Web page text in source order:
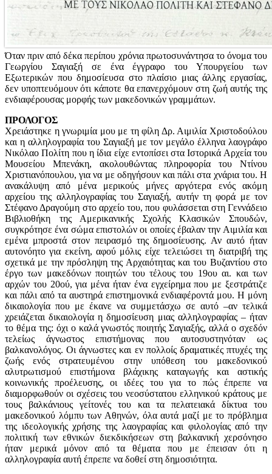
Όταν πριν από δέκα περίπου χρόνια πρωτοσυνάντησα το όνομα του
Γεωργίου Σαγιαξή σε ένα έγγραφο του Υπουργείου των
Εξωτερικών που δημοσίευσα στο πλαίσιο μιας άλλης εργασίας,
δεν υποπτευόμουν ότι κάποτε θα επανερχόμουν στη ζωή αυτής της
ενδιαφέρουσας μορφής των μακεδονικών γραμμάτων.
ΠΡΟΛΟΓΟΣ
Χρειάστηκε η γνωριμία μου με τη φίλη Δρ. Αιμιλία Χριστοδούλου
και η αλληλογραφία του Σαγιαξή με τον μεγάλο έλληνα λαογράφο
Νικόλαο Πολίτη που η ίδια είχε εντοπίσει στα Ιστορικά Αρχεία του
Μουσείου Μπενάκη, ακολουθώντας πληροφορία του Ντίνου
Χριστιανόπουλου, για να με οδηγήσουν και πάλι στα χνάρια του. Η
ανακάλυψη από μένα μερικούς μήνες αργότερα ενός ακόμη
αρχείου της αλληλογραφίας του Σαγιαξή, αυτήν τη φορά με τον
Στέφανο Δραγούμη στο αρχείο του, που φυλάσσεται στη Γεννάδειο
Βιβλιοθήκη της Αμερικανικής Σχολής Κλασικών Σπουδών,
συγκρότησε ένα σώμα επιστολών οι οποίες έβαλαν την Αιμιλία και
εμένα μπροστά στον πειρασμό της δημοσίευσης. Αν αυτό ήταν
αυτονόητο για εκείνη, αφού μόλις είχε τελειώσει τη διατριβή της
σχετικά με την πρόσληψη της Αρχαιότητας και του Βυζαντίου στο
έργο των μακεδόνων ποιητών του τέλους του 19ου αι. και των
αρχών του 20ού, για μένα ήταν ένα εγχείρημα που με ξεστράτιζε
και πάλι από τα αυστηρά επιστημονικά ενδιαφέροντά μου. Η μόνη
δικαιολογία που με έκανε να συμμετάσχω σε αυτό –αν τελικά
χρειάζεται δικαιολογία η δημοσίευση μιας αλληλογραφίας – ήταν
το θέμα της: όχι ο καλά γνωστός ποιητής Σαγιαξής, αλλά ο σχεδόν
τελείως άγνωστος επιστήμονας που αυτοσυστηνόταν ως
βαλκανολόγος. Οι άγνωστες και εν πολλοίς δραματικές πτυχές της
ζωής ενός στρατευμένου στην υπόθεση του μακεδονικού
αλυτρωτισμού επιστήμονα βλάχικης καταγωγής και αστικής
κοινωνικής προέλευσης, οι ιδέες του για το πώς έπρεπε να
διαμορφωθούν οι σχέσεις του νεοσύστατου ελληνικού κράτους με
τους βαλκάνιους γείτονές του και τα πελατειακά δίκτυα του
μακεδονικού λόμπυ των Αθηνών, όλα αυτά μαζί με το πρόβλημα
της ιδεολογικής χρήσης της λαογραφίας και φιλολογίας από την
πολιτική των εθνικών διεκδικήσεων στη βαλκανική χερσόνησο
ήταν μερικά μόνον από τα θέματα που με έπεισαν ότι η
αλληλογραφία αυτή έπρεπε να δοθεί στη δημοσιότητα.